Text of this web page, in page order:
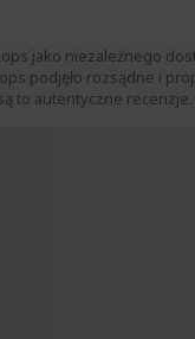
jako niezależnego
podjęło rozsądne i
to autentyczne recenzje.